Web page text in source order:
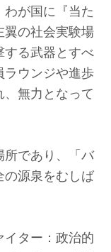
わが国に『当た
翼の社会実験場
する武器とすべ
ラウンジや進歩
無力となって
であり、「バ
の源泉をむしば
ター：政治的